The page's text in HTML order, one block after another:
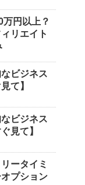
万円以上？
リエイト
なビジネス
て】
なビジネス
見て】
ータイミ
プション